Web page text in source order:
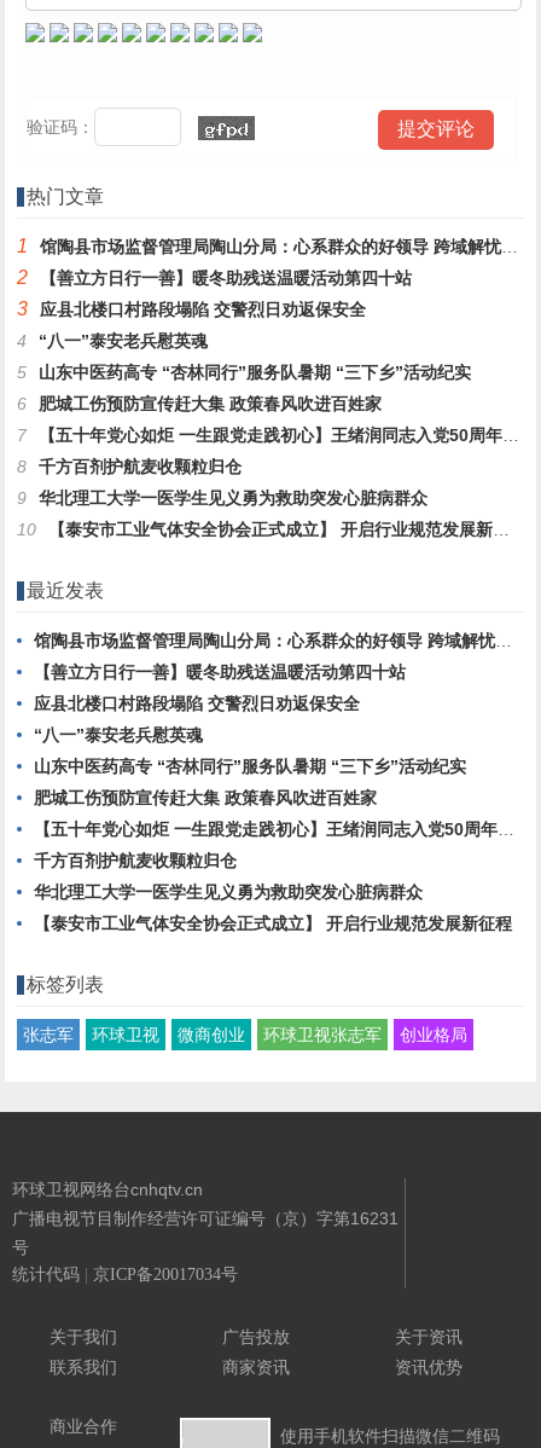
验证码：
热门文章
1 馆陶县市场监督管理局陶山分局：心系群众的好领导 跨域解忧显担当
2 【善立方日行一善】暖冬助残送温暖活动第四十站
3
应县北楼口村路段塌陷 交警烈日劝返保安全
4
“八一”泰安老兵慰英魂
5
山东中医药高专 “杏林同行”服务队暑期 “三下乡”活动纪实
6
肥城工伤预防宣传赶大集 政策春风吹进百姓家
7
【五十年党心如炬 一生跟党走践初心】王绪润同志入党50周年感言
8
千方百剂护航麦收颗粒归仓
9
华北理工大学一医学生见义勇为救助突发心脏病群众
10
【泰安市工业气体安全协会正式成立】 开启行业规范发展新征程
最近发表
馆陶县市场监督管理局陶山分局：心系群众的好领导 跨域解忧显担当
【善立方日行一善】暖冬助残送温暖活动第四十站
应县北楼口村路段塌陷 交警烈日劝返保安全
“八一”泰安老兵慰英魂
山东中医药高专 “杏林同行”服务队暑期 “三下乡”活动纪实
肥城工伤预防宣传赶大集 政策春风吹进百姓家
【五十年党心如炬 一生跟党走践初心】王绪润同志入党50周年感言
千方百剂护航麦收颗粒归仓
华北理工大学一医学生见义勇为救助突发心脏病群众
【泰安市工业气体安全协会正式成立】 开启行业规范发展新征程
标签列表
张志军 环球卫视 微商创业 环球卫视张志军 创业格局
环球卫视网络台cnhqtv.cn
广播电视节目制作经营许可证编号（京）字第16231
号
统计代码 | 京ICP备20017034号
关于我们
联系我们
广告投放
商家资讯
关于资讯
资讯优势
商业合作
使用手机软件扫描微信二维码